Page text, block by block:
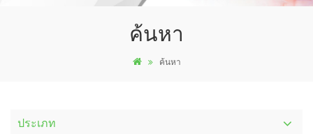
ค้นหา
ค้นหา
ประเภท